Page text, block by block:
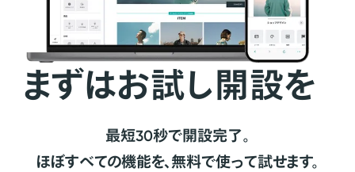
まずはお試し開設を
最短30秒で開設完了。
ほぼすべての機能を、無料で使って試せます。